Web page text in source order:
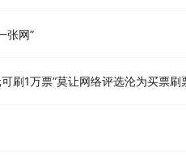
张网”
刷1万票”莫让网络评选沦为买票刷